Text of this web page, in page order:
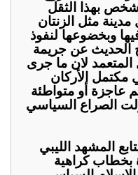
شخص بهذا الثقل
مثل الزنتان
وبخضوعها لنفوذ
الحديث عن جريمة
المتعمد لان ما جرى
مكتمل الأركان
عاجزة أو متواطئة
الصراع السياسي
المشهد الليبي
بخطاب كراهية